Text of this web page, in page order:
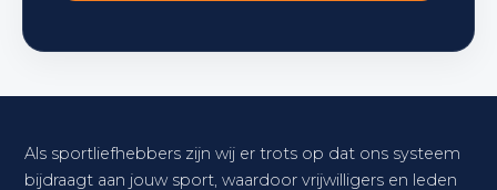
Als sportliefhebbers zijn wij er trots op dat ons systeem
bijdraagt aan jouw sport, waardoor vrijwilligers en leden